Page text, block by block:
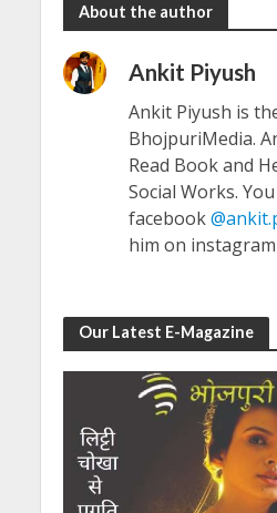
About the author
Ankit Piyush
Ankit Piyush is
BhojpuriMedia.
Read Book and
Social Works.
facebook
him on instagram
Our Latest E-Magazine